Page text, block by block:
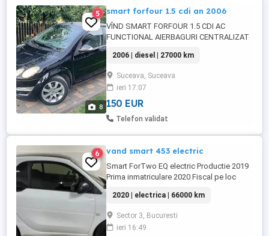
8
5 smart forfour 1.5 cdi an 2006
VÎND SMART FORFOUR 1.5 CDI AC
FUNCTIONAL AIERBAGURI CENTRALIZAT
MASINA ARATA ȘI FUNCTIONEAZA
FOARTE BINE ACCEPT ORCE PROBĂ
TELEFON
2006 | diesel | 27000 km
Suceava, Suceava
ieri 17:07
150 EUR
Telefon validat
6 vand smart 453 electric
Smart ForTwo EQ electric Productie 2019
Prima inmatriculare 2020 Fiscal pe loc
condiționat Incalzire in scaune Interior
piele, navigație Pilot automat Distronic
Navigatie Cablu de incarcare Autonomie
pana la 130km Jante negre 15 , Anvelope
2020 | electrica | 66000 km
Sector 3, Bucuresti
ieri 16:49